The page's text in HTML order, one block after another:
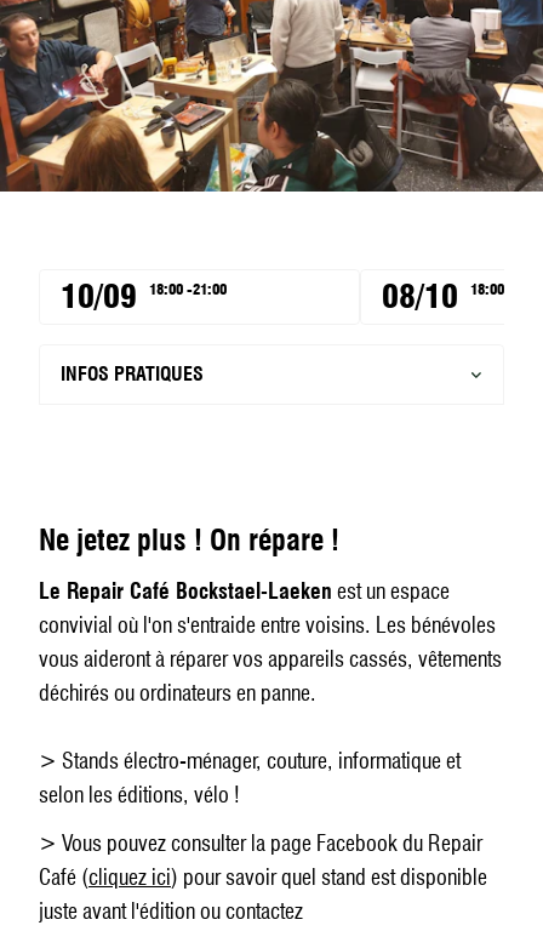
Ne jetez plus ! On répare !
Le Repair Café Bockstael-Laeken est un espace
convivial où l'on s'entraide entre voisins. Les bénévoles
vous aideront à réparer vos appareils cassés, vêtements
déchirés ou ordinateurs en panne.
> Stands électro-ménager, couture, informatique et
selon les éditions, vélo !
> Vous pouvez consulter la page Facebook du Repair
Café (cliquez ici) pour savoir quel stand est disponible
juste avant l'édition ou contactez
10/09 18:00 -21:00 08/10 18:00 -
INFOS PRATIQUES